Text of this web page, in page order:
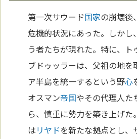
第一次サウード国家の崩壊後
危機的状況にあった。しかし
う者たちが現れた。特に、ト
ブドゥッラーは、父祖の地
ア半島を統一するという野心
オスマン帝国やその代理人た
ら、慎重に勢力を築き上げた
はリヤドを新たな拠点とし、